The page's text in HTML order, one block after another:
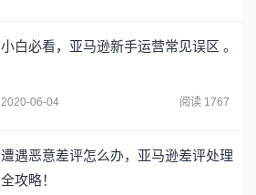
小白必看，亚马逊新手运营常见误区 。
2020-06-04 阅读 1767
遭遇恶意差评怎么办，亚马逊差评处理
全攻略！